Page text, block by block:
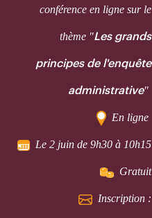
conférence en ligne sur le
thème "Les grands
principes de l'enquête
administrative"
En ligne
Le 2 juin de 9h30 à 10h15
Gratuit
Inscription :